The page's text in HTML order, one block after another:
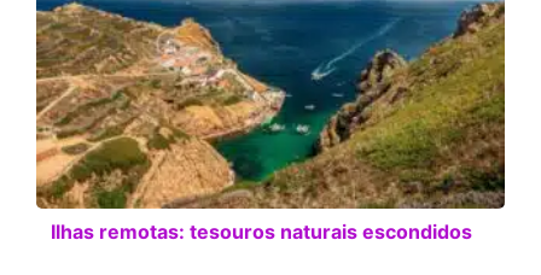
Ilhas remotas: tesouros naturais escondidos